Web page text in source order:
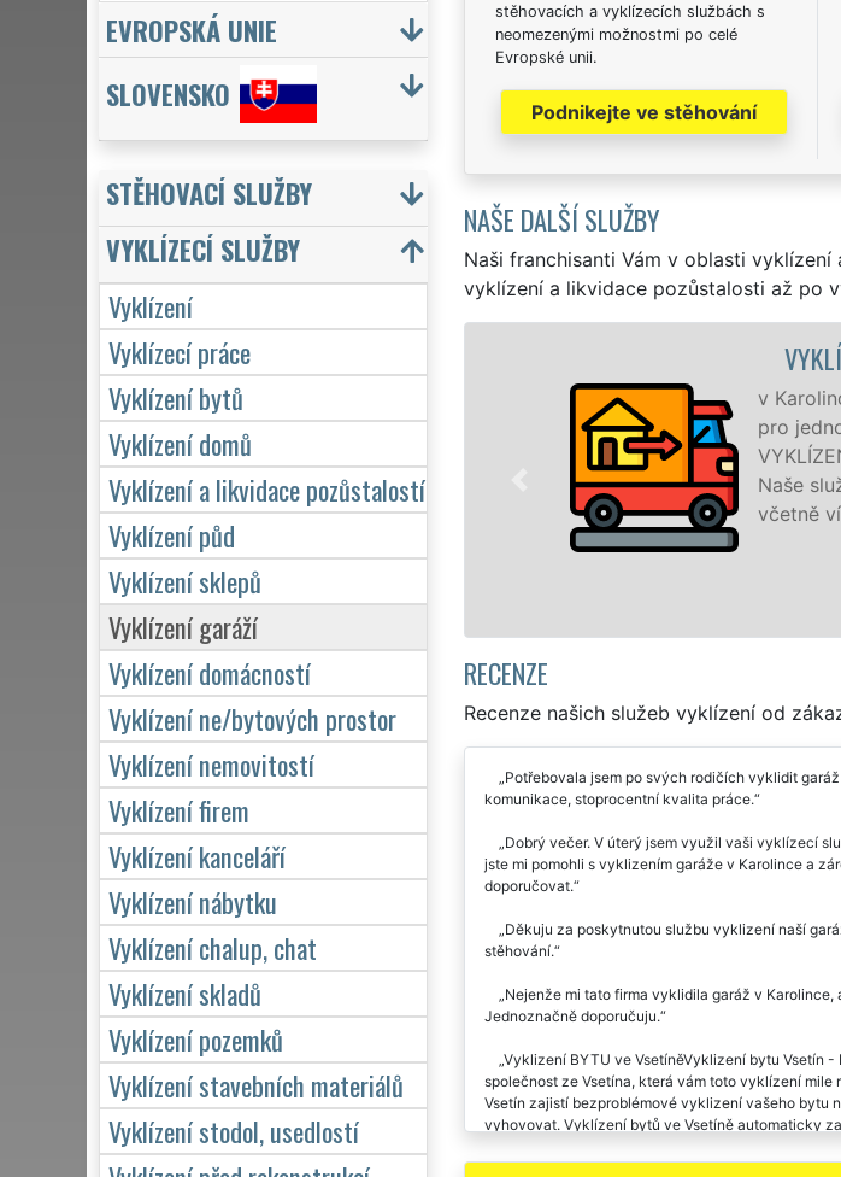
stěhovacích a vyklízecích službách s
neomezenými možnostmi po celé
Evropské unii.
Podnikejte ve stěhování
NAŠE DALŠÍ SLUŽBY
Naši franchisanti Vám v oblasti
vyklízení a likvidace pozůstalosti až po
VYKLÍZENÍ A VYKLÍZECÍ PRÁCE KAROLINKA
v Karolince a celém okrese Vsetín zajišťujeme
pro jednotlivce, tak pro obchodní společnosti.
VYKLÍZENÍ zajišťujeme profesionální a kvalitní
Naše služby poskytujeme NON-STOP 24 hodin
včetně víkendů a svátků bez příplatků.
RECENZE
Recenze našich služeb vyklízení od
Potřebovala jsem po svých rodičích vyklidit
komunikace, stoprocentní kvalita práce.
Dobrý večer. V úterý jsem využil vaši vyklízecí
jste mi pomohli s vyklizením garáže v Karolince a
doporučovat.
Děkuju za poskytnutou službu vyklizení naší
stěhování.
Nejenže mi tato firma vyklidila garáž v
Jednoznačně doporučuju.
Vyklizení BYTU ve VsetíněVyklizení bytu Vsetín
společnost ze Vsetína, která vám toto vyklízení mile
Vsetín zajistí bezproblémové vyklizení vašeho bytu
vyhovovat. Vyklízení bytů ve Vsetíně automaticky
EVROPSKÁ UNIE
SLOVENSKO
STĚHOVACÍ SLUŽBY
VYKLÍZECÍ SLUŽBY
Vyklízení
Vyklízecí práce
Vyklízení bytů
Vyklízení domů
Vyklízení a likvidace pozůstalostí
Vyklízení půd
Vyklízení sklepů
Vyklízení garáží
Vyklízení domácností
Vyklízení ne/bytových prostor
Vyklízení nemovitostí
Vyklízení firem
Vyklízení kanceláří
Vyklízení nábytku
Vyklízení chalup, chat
Vyklízení skladů
Vyklízení pozemků
Vyklízení stavebních materiálů
Vyklízení stodol, usedlostí